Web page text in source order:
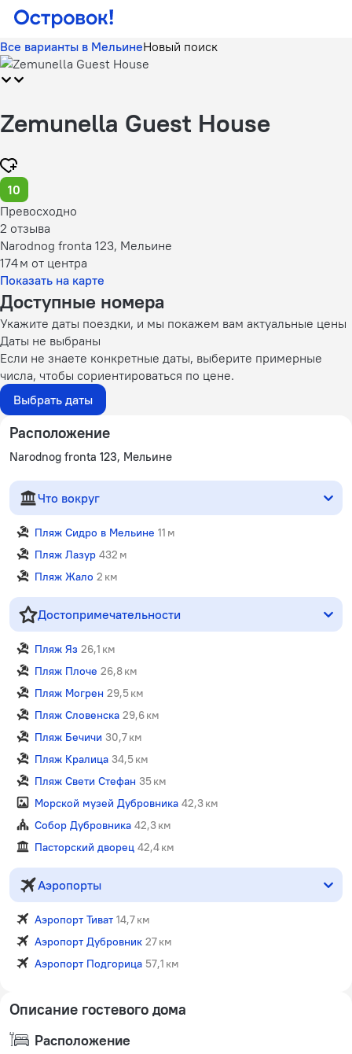
Все варианты в МельинеНовый поиск
Zemunella Guest House
10
Превосходно
2 отзыва
Narodnog fronta 123, Мельине
174 м от центра
Показать на карте
Доступные номера
Укажите даты поездки, и мы покажем вам актуальные цены
Даты не выбраны
Если не знаете конкретные даты, выберите примерные
числа, чтобы сориентироваться по цене.
Выбрать даты
Расположение
Narodnog fronta 123, Мельине
Что вокруг
Пляж Сидро в Мельине 11 м
Пляж Лазур 432 м
Пляж Жало 2 км
Достопримечательности
Пляж Яз 26,1 км
Пляж Плоче 26,8 км
Пляж Могрен 29,5 км
Пляж Словенска 29,6 км
Пляж Бечичи 30,7 км
Пляж Кралица 34,5 км
Пляж Свети Стефан 35 км
Морской музей Дубровника 42,3 км
Собор Дубровника 42,3 км
Пасторский дворец 42,4 км
Аэропорты
Аэропорт Тиват 14,7 км
Аэропорт Дубровник 27 км
Аэропорт Подгорица 57,1 км
Описание гостевого дома
Расположение